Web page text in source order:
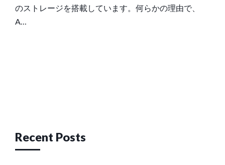
のストレージを搭載しています。何らかの理由で、
A…
Recent Posts